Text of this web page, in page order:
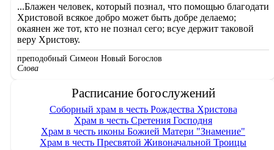
в
честь
Рождества
Христова
совершили
честь
празднования
обретения
мощей
преподобного
Сергия
...Блажен человек, который познал, что помощью благодати
Христовой всякое добро может быть добре делаемо;
окаянен же тот, кто не познал сего; всуе держит таковой
веру Христову.
преподобный Симеон Новый Богослов
Слова
Расписание богослужений
Соборный храм в честь Рождества Христова
Храм в честь Сретения Господня
Храм в честь иконы Божией Матери "Знамение"
Храм в честь Пресвятой Живоначальной Троицы